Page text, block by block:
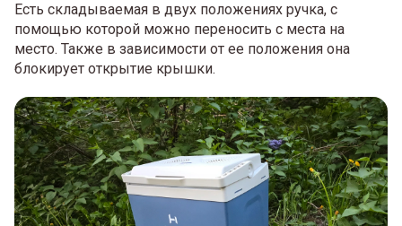
Есть складываемая в двух положениях ручка, с
помощью которой можно переносить с места на
место. Также в зависимости от ее положения она
блокирует открытие крышки.